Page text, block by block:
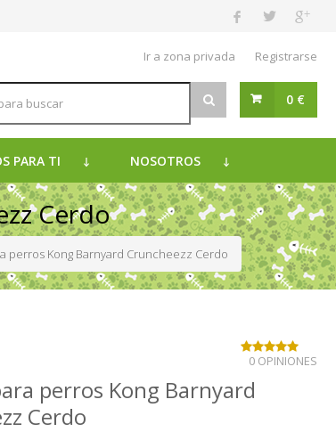
Ir a zona privada Registrarse
0 €
PARA TI NOSOTROS
Cerdo
perros Kong Barnyard Cruncheezz Cerdo
perros Kong Barnyard
Cerdo
0 OPINIONES